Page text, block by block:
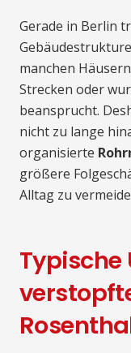
Gerade in Berlin
manchen
Strecken oder
beansprucht.
nicht zu lange
organisierte
größere
Alltag zu
Typische